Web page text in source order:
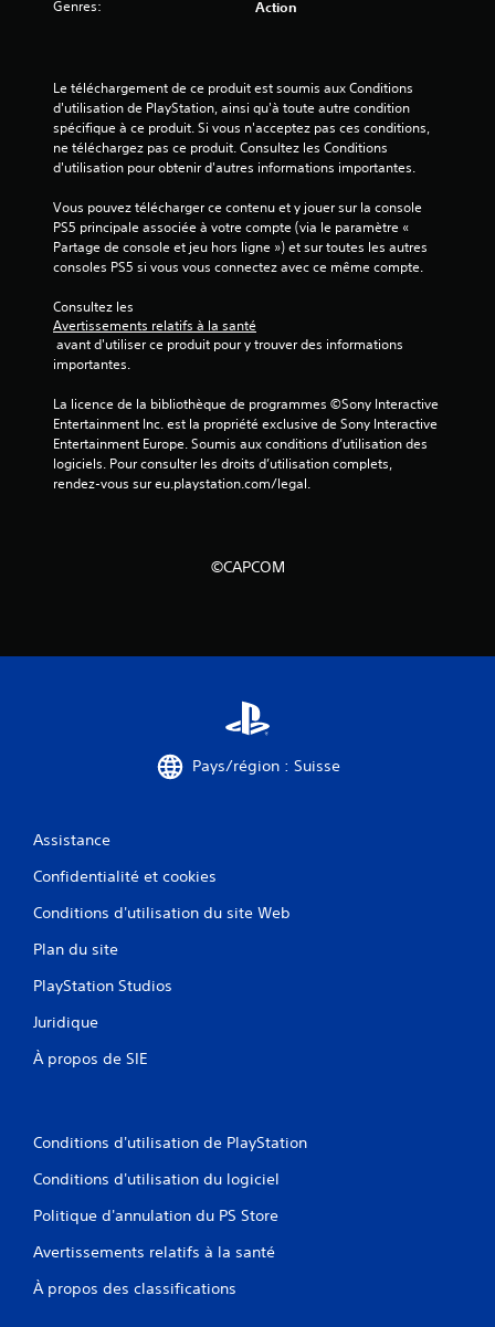
Genres: Action
Le téléchargement de ce produit est soumis aux Conditions
d'utilisation de PlayStation, ainsi qu'à toute autre condition
spécifique à ce produit. Si vous n'acceptez pas ces conditions,
ne téléchargez pas ce produit. Consultez les Conditions
d'utilisation pour obtenir d'autres informations importantes.
Vous pouvez télécharger ce contenu et y jouer sur la console
PS5 principale associée à votre compte (via le paramètre «
Partage de console et jeu hors ligne ») et sur toutes les autres
consoles PS5 si vous vous connectez avec ce même compte.
Consultez les
Avertissements relatifs à la santé
importantes.
La licence de la bibliothèque de programmes ©Sony Interactive
Entertainment Inc. est la propriété exclusive de Sony Interactive
Entertainment Europe. Soumis aux conditions d’utilisation des
logiciels. Pour consulter les droits d’utilisation complets,
rendez-vous sur eu.playstation.com/legal.
©CAPCOM
Pays/région : Suisse
Assistance
Confidentialité et cookies
Conditions d'utilisation du site Web
Plan du site
PlayStation Studios
Juridique
À propos de SIE
Conditions d'utilisation de PlayStation
Conditions d'utilisation du logiciel
Politique d'annulation du PS Store
Avertissements relatifs à la santé
À propos des classifications